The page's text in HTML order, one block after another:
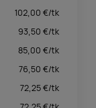
102,00 €/tk
93,50 €/tk
85,00 €/tk
76,50 €/tk
72,25€/tk